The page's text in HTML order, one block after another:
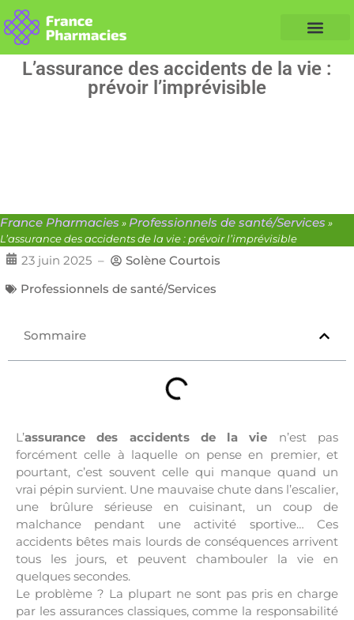
L’assurance des accidents de la vie :
prévoir l’imprévisible
France Pharmacies »Professionnels de santé/Services »
L’assurance des accidents de la vie : prévoir l’imprévisible
23 juin 2025 –
Solène Courtois
Professionnels de santé/Services
Sommaire
L’assurance des accidents de la vie n’est pas
forcément celle à laquelle on pense en premier, et
pourtant, c’est souvent celle qui manque quand un
vrai pépin survient. Une mauvaise chute dans l’escalier,
une brûlure sérieuse en cuisinant, un coup de
malchance pendant une activité sportive… Ces
accidents bêtes mais lourds de conséquences arrivent
tous les jours, et peuvent chambouler la vie en
quelques secondes.
Le problème ? La plupart ne sont pas pris en charge
par les assurances classiques, comme la responsabilité